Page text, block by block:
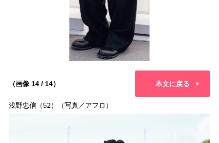
（画像 14 / 14） 本文に戻る
浅野忠信（52）（写真／アフロ）